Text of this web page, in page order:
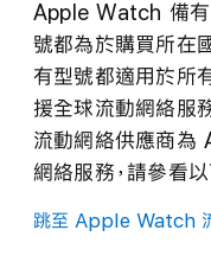
Apple Watch 備有
號都為於購買所在
有型號都適用於所
援全球流動網絡服
流動網絡供應商為
網絡服務，請參看
跳至 Apple Watch